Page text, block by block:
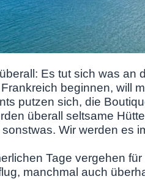
Es tut sich was an
beginnen, will
putzen sich, die
überall seltsame
Wir werden es
Tage vergehen
manchmal auch